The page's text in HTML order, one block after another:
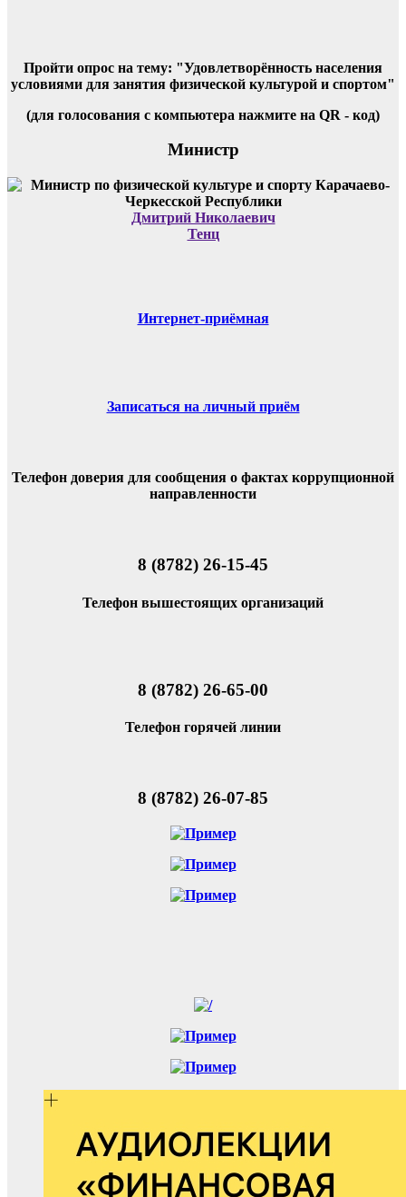
Пройти опрос на тему: "Удовлетворённость населения
условиями для занятия физической культурой и спортом"
(для голосования с компьютера нажмите на QR - код)
Министр
Дмитрий Николаевич
Тенц
Интернет-приёмная
Записаться на личный приём
Телефон доверия для сообщения о фактах коррупционной
направленности
8 (8782) 26-15-45
Телефон вышестоящих организаций
8 (8782) 26-65-00
Телефон горячей линии
8 (8782) 26-07-85